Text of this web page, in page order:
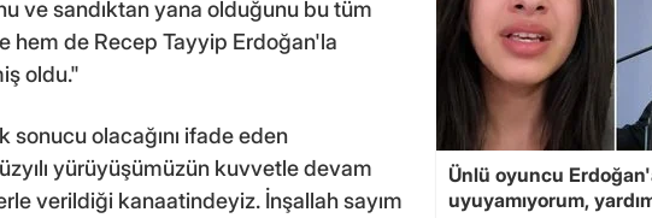
ve sandıktan yana olduğunu bu tüm
hem de Recep Tayyip Erdoğan'la
oldu."
olacağını ifade eden
yürüyüşümüzün kuvvetle devam
verildiği kanaatindeyiz. İnşallah sayım
Ünlü oyuncu
uyuyamıyorum,